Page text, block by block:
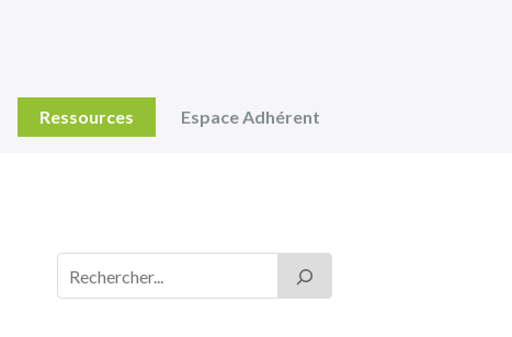
Ressources Espace Adhérent